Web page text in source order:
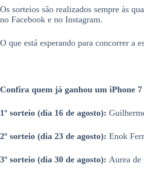
Os sorteios são realizados sempre às
no Facebook e no Instagram.
O que está esperando para concorrer a
Confira quem já ganhou um iPhone 7
1º sorteio (dia 16 de agosto):
2º sorteio (dia 23 de agosto): Enok
3º sorteio (dia 30 de agosto): Aurea